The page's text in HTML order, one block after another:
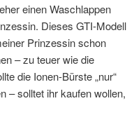
einen Waschlappen
Dieses GTI-Modell
Prinzessin schon
– zu teuer wie die
die Ionen-Bürste „nur“
– solltet ihr kaufen wollen,